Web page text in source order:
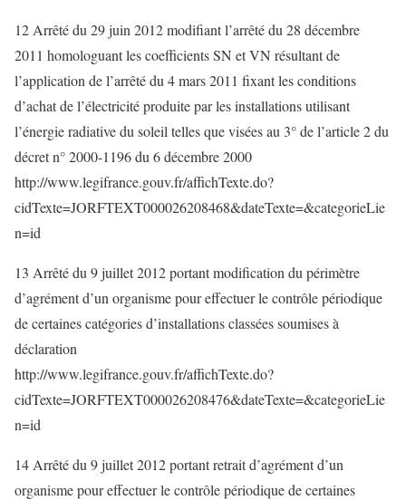
12 Arrêté du 29 juin 2012 modifiant l’arrêté du 28 décembre
2011 homologuant les coefficients SN et VN résultant de
l’application de l’arrêté du 4 mars 2011 fixant les conditions
d’achat de l’électricité produite par les installations utilisant
l’énergie radiative du soleil telles que visées au 3° de l’article 2 du
décret n° 2000-1196 du 6 décembre 2000
http://www.legifrance.gouv.fr/affichTexte.do?
cidTexte=JORFTEXT000026208468&dateTexte=&categorieLie
n=id
13 Arrêté du 9 juillet 2012 portant modification du périmètre
d’agrément d’un organisme pour effectuer le contrôle périodique
de certaines catégories d’installations classées soumises à
déclaration
http://www.legifrance.gouv.fr/affichTexte.do?
cidTexte=JORFTEXT000026208476&dateTexte=&categorieLie
n=id
14 Arrêté du 9 juillet 2012 portant retrait d’agrément d’un
organisme pour effectuer le contrôle périodique de certaines